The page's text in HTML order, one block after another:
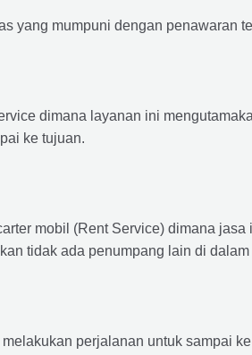
yang mumpuni dengan penawaran
dimana layanan ini
ke tujuan.
mobil (Rent Service) dimana
tidak ada penumpang lain di
perjalanan untuk sampai